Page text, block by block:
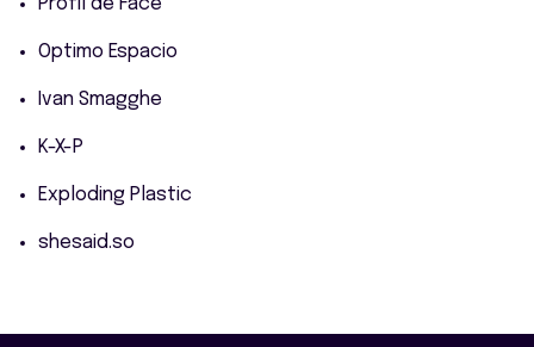
Profil de Face
Optimo Espacio
Ivan Smagghe
K-X-P
Exploding Plastic
shesaid.so